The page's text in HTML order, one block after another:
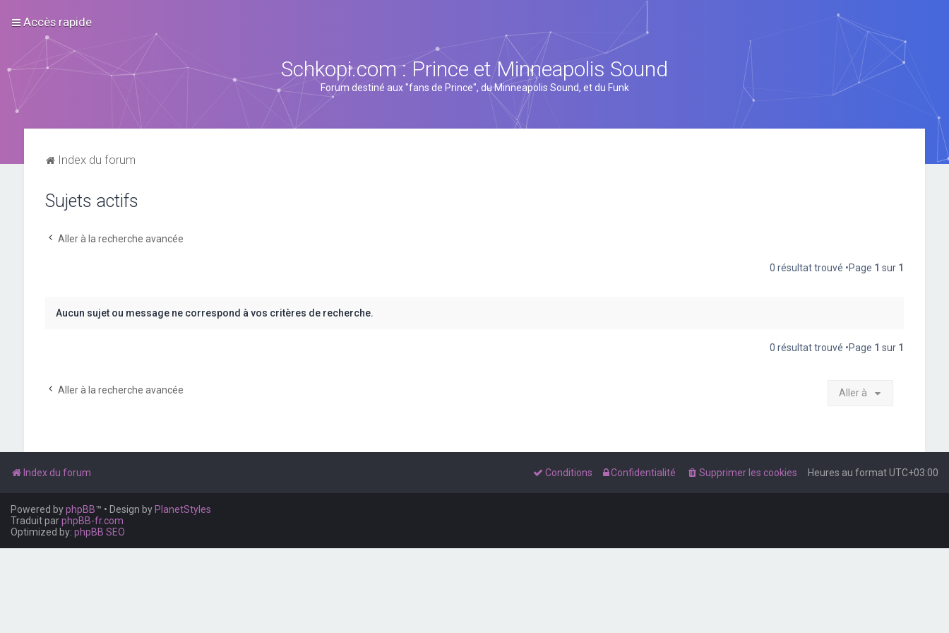
Accès rapide
Schkopi.com : Prince et Minneapolis Sound
Forum destiné aux "fans de Prince", du Minneapolis Sound, et du Funk
Index du forum
Sujets actifs
Aller à la recherche avancée
0 résultat trouvé •Page 1 sur 1
Aucun sujet ou message ne correspond à vos critères de recherche.
0 résultat trouvé •Page 1 sur 1
Aller à la recherche avancée Aller à
Index du forum Heures au formatUTC+03:00
Supprimer les cookies
Confidentialité
Conditions
Powered byphpBB™ • Design by PlanetStyles
Traduit parphpBB-fr.com
Optimized by: phpBB SEO